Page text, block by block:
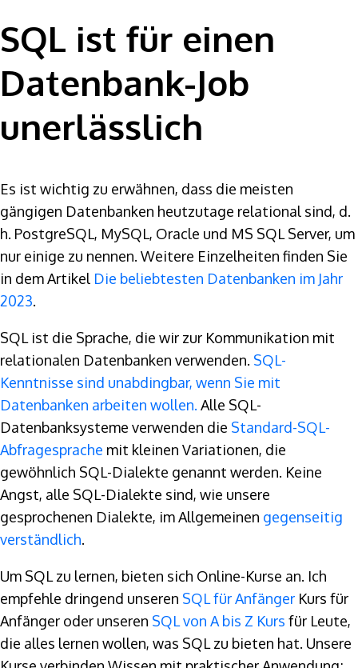
SQL ist für einen
Datenbank-Job
unerlässlich
Es ist wichtig zu erwähnen, dass die meisten
gängigen Datenbanken heutzutage relational sind, d.
h. PostgreSQL, MySQL, Oracle und MS SQL Server, um
nur einige zu nennen. Weitere Einzelheiten finden Sie
in dem Artikel Die beliebtesten Datenbanken im Jahr
2023.
SQL ist die Sprache, die wir zur Kommunikation mit
relationalen Datenbanken verwenden. SQL-
Kenntnisse sind unabdingbar, wenn Sie mit
Datenbanken arbeiten wollen. Alle SQL-
Datenbanksysteme verwenden die Standard-SQL-
Abfragesprache mit kleinen Variationen, die
gewöhnlich SQL-Dialekte genannt werden. Keine
Angst, alle SQL-Dialekte sind, wie unsere
gesprochenen Dialekte, im Allgemeinen gegenseitig
verständlich.
Um SQL zu lernen, bieten sich Online-Kurse an. Ich
empfehle dringend unseren SQL für Anfänger Kurs für
Anfänger oder unseren SQL von A bis Z Kurs für Leute,
die alles lernen wollen, was SQL zu bieten hat. Unsere